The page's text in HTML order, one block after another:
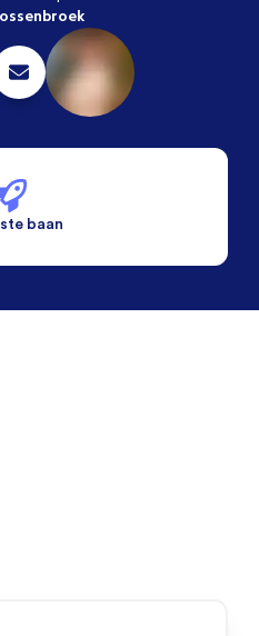
baan